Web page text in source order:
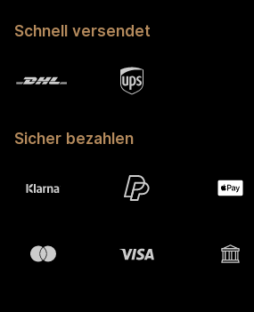
Schnell versendet
Sicher bezahlen